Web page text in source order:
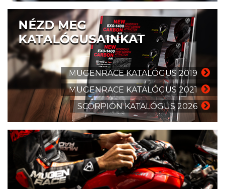
MUGENRACE KATALÓGUS 2019
MUGENRACE KATALÓGUS 2021
SCORPION KATALÓGUS 2026